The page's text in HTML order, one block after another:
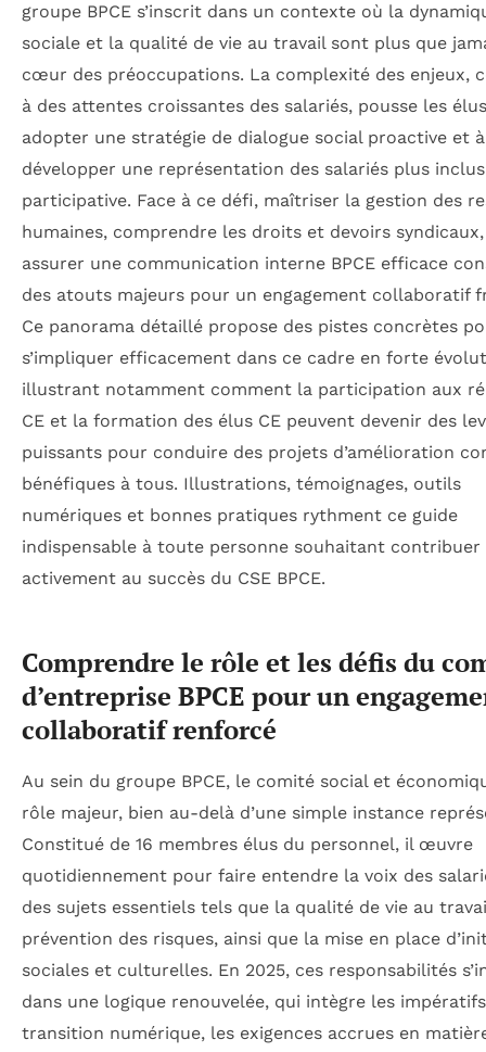
groupe BPCE s’inscrit dans un contexte où la
sociale et la qualité de vie au travail sont plus que
cœur des préoccupations. La complexité des enjeux,
à des attentes croissantes des salariés, pousse les
adopter une stratégie de dialogue social proactive et à
développer une représentation des salariés plus
participative. Face à ce défi, maîtriser la gestion des
humaines, comprendre les droits et devoirs
assurer une communication interne BPCE efficace
des atouts majeurs pour un engagement collaboratif
Ce panorama détaillé propose des pistes concrètes
s’impliquer efficacement dans ce cadre en forte
illustrant notamment comment la participation aux
CE et la formation des élus CE peuvent devenir des
puissants pour conduire des projets d’amélioration
bénéfiques à tous. Illustrations, témoignages, outils
numériques et bonnes pratiques rythment ce guide
indispensable à toute personne souhaitant contribuer
activement au succès du CSE BPCE.
Comprendre le rôle et les défis du
d’entreprise BPCE pour un
collaboratif renforcé
Au sein du groupe BPCE, le comité social et
rôle majeur, bien au-delà d’une simple instance
Constitué de 16 membres élus du personnel, il œuvre
quotidiennement pour faire entendre la voix des
des sujets essentiels tels que la qualité de vie au
prévention des risques, ainsi que la mise en place
sociales et culturelles. En 2025, ces responsabilités
dans une logique renouvelée, qui intègre les
transition numérique, les exigences accrues en